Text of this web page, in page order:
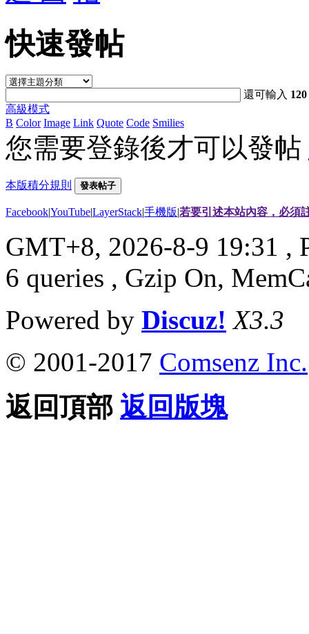
快速發帖
還可輸入 120
高級模式
B Color Image Link Quote Code Smilies
您需要登錄後才可以發帖
本版積分規則 發表帖子
Facebook|YouTube|LayerStack|手機版|若要引述本站內容，必須
GMT+8, 2026-8-9 19:31 ,
6 queries , Gzip On,
Powered by Discuz! X3.3
© 2001-2017 Comsenz Inc.
返回頂部 返回版塊